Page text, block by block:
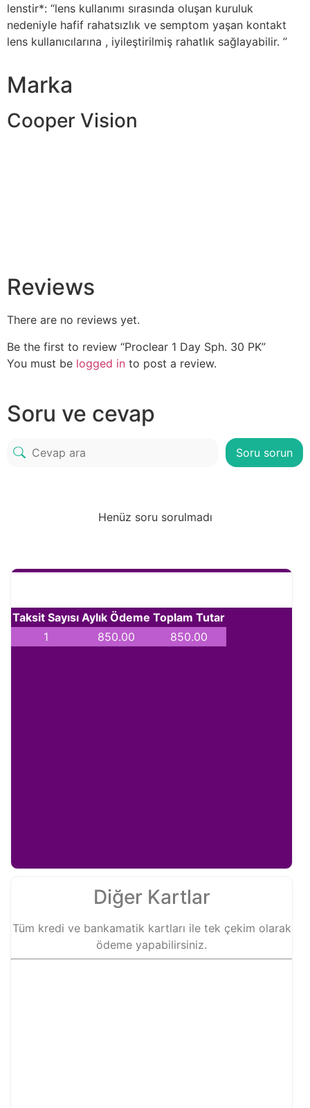
lenstir*: “lens kullanımı sırasında oluşan kuruluk
nedeniyle hafif rahatsızlık ve semptom yaşan kontakt
lens kullanıcılarına , iyileştirilmiş rahatlık sağlayabilir. ”
Marka
Cooper Vision
Reviews
There are no reviews yet.
Be the first to review “Proclear 1 Day Sph. 30 PK”
You must be logged in to post a review.
Soru ve cevap
Soru sorun
Henüz soru sorulmadı
Taksit Sayısı Aylık Ödeme Toplam Tutar
1
850.00 850.00
Diğer Kartlar
Tüm kredi ve bankamatik kartları ile tek çekim olarak
ödeme yapabilirsiniz.